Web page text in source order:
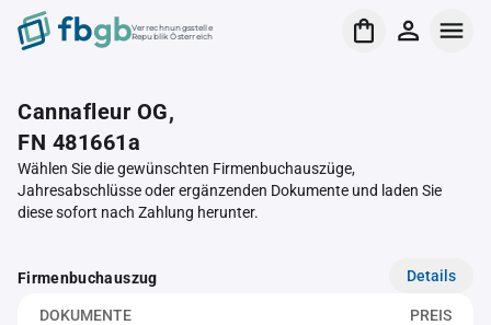
Verrechnungsstelle
Republik Österreich
Cannafleur OG,
FN 481661a
Wählen Sie die gewünschten Firmenbuchauszüge,
Jahresabschlüsse oder ergänzenden Dokumente und laden Sie
diese sofort nach Zahlung herunter.
Firmenbuchauszug Details
DOKUMENTE PREIS